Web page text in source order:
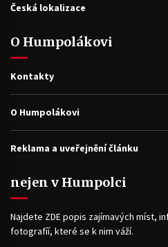
Česká lokalizace
O Humpolákovi
Kontakty
O Humpolákovi
Reklama a uveřejnění článku
nejen v Humpolci
Najdete ZDE popis zajímavých míst,
fotografíí, které se k nim váží.